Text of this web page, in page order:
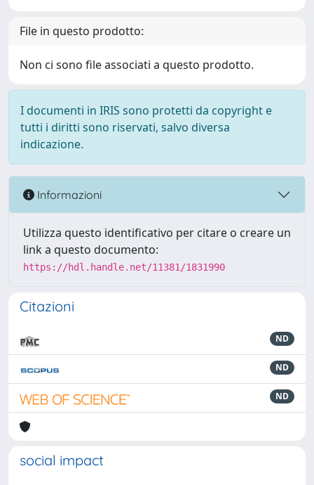
File in questo prodotto:
Non ci sono file associati a questo prodotto.
I documenti in IRIS sono protetti da copyright e
tutti i diritti sono riservati, salvo diversa
indicazione.
Informazioni
Utilizza questo identificativo per citare o creare un
link a questo documento:
https://hdl.handle.net/11381/1831990
Citazioni
ND
ND
ND
social impact